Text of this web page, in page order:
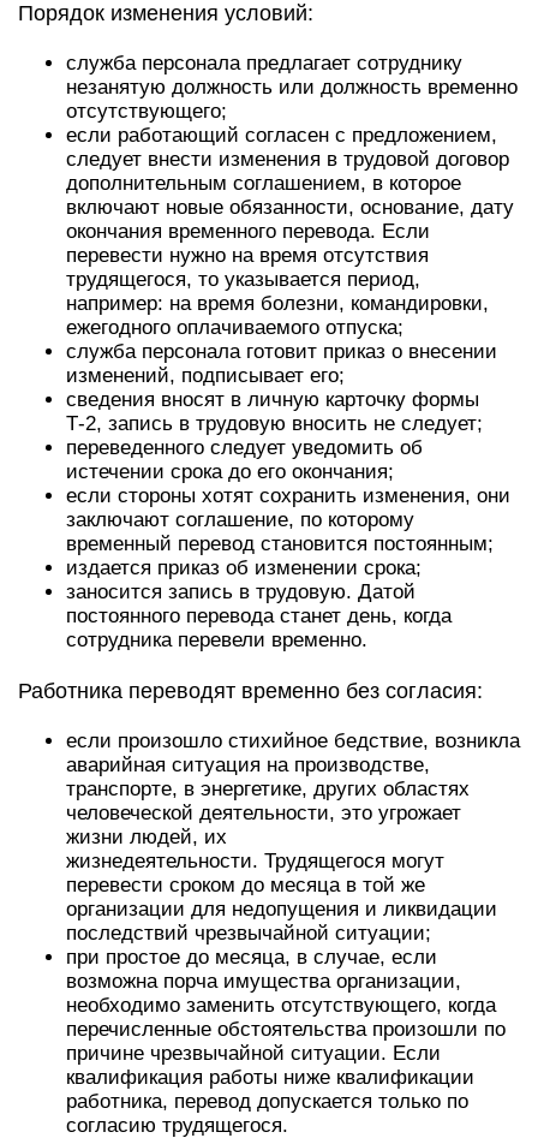
Порядок изменения условий:
служба персонала предлагает сотруднику
незанятую должность или должность временно
отсутствующего;
если работающий согласен с предложением,
следует внести изменения в трудовой договор
дополнительным соглашением, в которое
включают новые обязанности, основание, дату
окончания временного перевода. Если
перевести нужно на время отсутствия
трудящегося, то указывается период,
например: на время болезни, командировки,
ежегодного оплачиваемого отпуска;
служба персонала готовит приказ о внесении
изменений, подписывает его;
сведения вносят в личную карточку формы
Т-2, запись в трудовую вносить не следует;
переведенного следует уведомить об
истечении срока до его окончания;
если стороны хотят сохранить изменения, они
заключают соглашение, по которому
временный перевод становится постоянным;
издается приказ об изменении срока;
заносится запись в трудовую. Датой
постоянного перевода станет день, когда
сотрудника перевели временно.
Работника переводят временно без согласия:
если произошло стихийное бедствие, возникла
аварийная ситуация на производстве,
транспорте, в энергетике, других областях
человеческой деятельности, это угрожает
жизни людей, их
жизнедеятельности. Трудящегося могут
перевести сроком до месяца в той же
организации для недопущения и ликвидации
последствий чрезвычайной ситуации;
при простое до месяца, в случае, если
возможна порча имущества организации,
необходимо заменить отсутствующего, когда
перечисленные обстоятельства произошли по
причине чрезвычайной ситуации. Если
квалификация работы ниже квалификации
работника, перевод допускается только по
согласию трудящегося.